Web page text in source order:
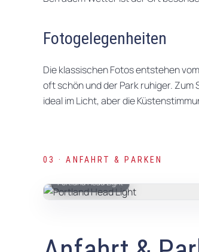
Fotogelegenheiten
Die klassischen Fotos entstehen
oft schön und der Park ruhiger.
ideal im Licht, aber die
03 · ANFAHRT & PARKEN
Portland Head Light